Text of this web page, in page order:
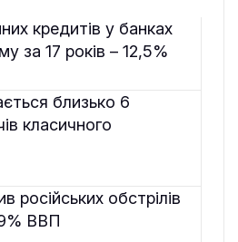
кредитів у банках
за 17 років – 12,5%
близько 6
класичного
російських обстрілів
ВВП